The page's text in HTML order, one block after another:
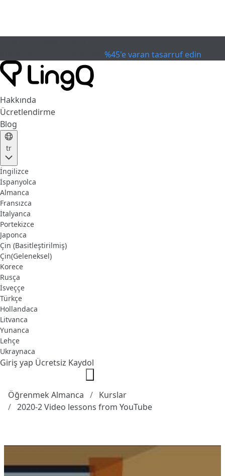
%45'e varan tasarruf edin
Hakkında
Ücretlendirme
Blog
tr
İngilizce
İspanyolca
Almanca
Fransızca
İtalyanca
Portekizce
Japonca
Çin (Basitleştirilmiş)
Çin(Geleneksel)
Korece
Rusça
İsveççe
Türkçe
Hollandaca
Litvanca
Yunanca
Lehçe
Ukraynaca
Giriş yap Ücretsiz Kaydol
Öğrenmek Almanca
Kurslar
2020-2 Video lessons from YouTube